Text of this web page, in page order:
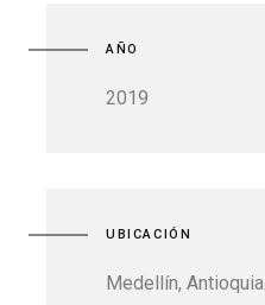
AÑO
2019
UBICACIÓN
Medellín, Antioquia